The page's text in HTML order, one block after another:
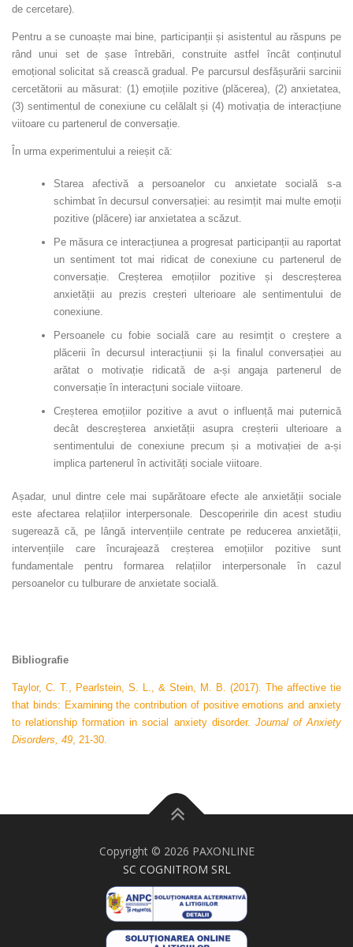
de cercetare).
Pentru a se cunoaște mai bine, participanții și asistentul au răspuns pe
rând unui set de șase întrebări, construite astfel încât conținutul
emoțional solicitat să crească gradual. Pe parcursul desfășurării sarcinii
cercetătorii au măsurat: (1) emoțiile pozitive (plăcerea), (2) anxietatea,
(3) sentimentul de conexiune cu celălalt și (4) motivația de interacțiune
viitoare cu partenerul de conversație.
În urma experimentului a reieșit că:
Starea afectivă a persoanelor cu anxietate socială s-a
schimbat în decursul conversației: au resimțit mai multe emoții
pozitive (plăcere) iar anxietatea a scăzut.
Pe măsura ce interacțiunea a progresat participanții au raportat
un sentiment tot mai ridicat de conexiune cu partenerul de
conversație. Creșterea emoțiilor pozitive și descreșterea
anxietății au prezis creșteri ulterioare ale sentimentului de
conexiune.
Persoanele cu fobie socială care au resimțit o creștere a
plăcerii în decursul interacțiunii și la finalul conversației au
arătat o motivație ridicată de a-și angaja partenerul de
conversație în interacțuni sociale viitoare.
Creșterea emoțiilor pozitive a avut o influență mai puternică
decât descreșterea anxietății asupra creșterii ulterioare a
sentimentului de conexiune precum și a motivației de a-și
implica partenerul în activități sociale viitoare.
Așadar, unul dintre cele mai supărătoare efecte ale anxietății sociale
este afectarea relațiilor interpersonale. Descoperirile din acest studiu
sugerează că, pe lângă intervențiile centrate pe reducerea anxietății,
intervențiile care încurajează creșterea emoțiilor pozitive sunt
fundamentale pentru formarea relațiilor interpersonale în cazul
persoanelor cu tulburare de anxietate socială.
Bibliografie
Taylor, C. T., Pearlstein, S. L., & Stein, M. B. (2017). The affective tie
that binds: Examining the contribution of positive emotions and anxiety
to relationship formation in social anxiety disorder. Journal of Anxiety
Disorders, 49, 21-30.
Copyright © 2026 PAXONLINE
SC COGNITROM SRL